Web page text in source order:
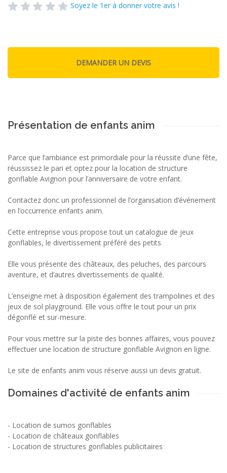
Soyez le 1er à donner votre avis !
Présentation de enfants anim
Parce que l’ambiance est primordiale pour la réussite d’une fête,
réussissez le pari et optez pour la location de structure
gonflable Avignon pour l’anniversaire de votre enfant.
Contactez donc un professionnel de l’organisation d’événement
en l’occurrence enfants anim.
Cette entreprise vous propose tout un catalogue de jeux
gonflables, le divertissement préféré des petits.
Elle vous présente des châteaux, des peluches, des parcours
aventure, et d’autres divertissements de qualité.
L’enseigne met à disposition également des trampolines et des
jeux de sol playground. Elle vous offre le tout pour un prix
dégonflé et sur-mesure.
Pour vous mettre sur la piste des bonnes affaires, vous pouvez
effectuer une location de structure gonflable Avignon en ligne.
Le site de enfants anim vous réserve aussi un devis gratuit.
Domaines d'activité de enfants anim
- Location de sumos gonflables
- Location de châteaux gonflables
- Location de structures gonflables publicitaires